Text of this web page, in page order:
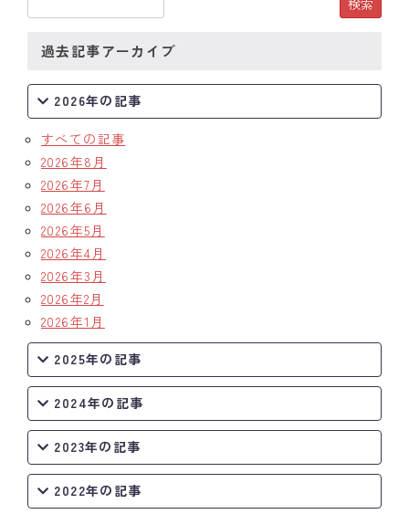
記念誌
案内
例会場・事務局の案内
リンク集
情報公開
入会のご案内
過去記事アーカイブ
2026年の記事
すべての記事
2026年8月
2026年7月
2026年6月
2026年5月
2026年4月
2026年3月
2026年2月
2026年1月
2025年の記事
2024年の記事
2023年の記事
2022年の記事